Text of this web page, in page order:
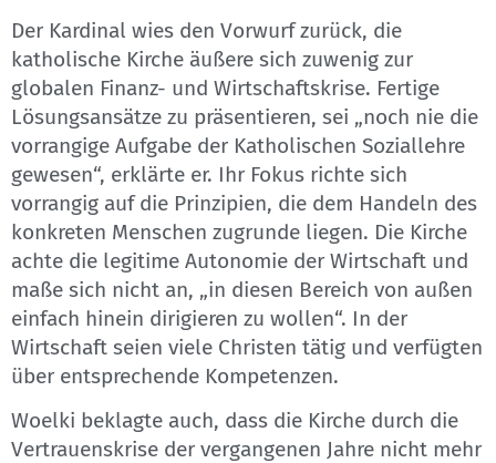
Der Kardinal wies den Vorwurf zurück, die
katholische Kirche äußere sich zuwenig zur
globalen Finanz- und Wirtschaftskrise. Fertige
Lösungsansätze zu präsentieren, sei „noch nie die
vorrangige Aufgabe der Katholischen Soziallehre
gewesen“, erklärte er. Ihr Fokus richte sich
vorrangig auf die Prinzipien, die dem Handeln des
konkreten Menschen zugrunde liegen. Die Kirche
achte die legitime Autonomie der Wirtschaft und
maße sich nicht an, „in diesen Bereich von außen
einfach hinein dirigieren zu wollen“. In der
Wirtschaft seien viele Christen tätig und verfügten
über entsprechende Kompetenzen.
Woelki beklagte auch, dass die Kirche durch die
Vertrauenskrise der vergangenen Jahre nicht mehr